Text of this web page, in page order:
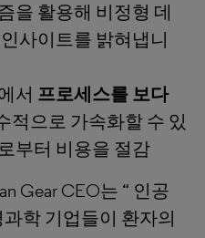
을 활용해 비정형 데
사이트를 밝혀냅니
서 프로세스를 보다
적으로 가속화할 수 있
부터 비용을 절감
Gear CEO는 “ 인공
학 기업들이 환자의